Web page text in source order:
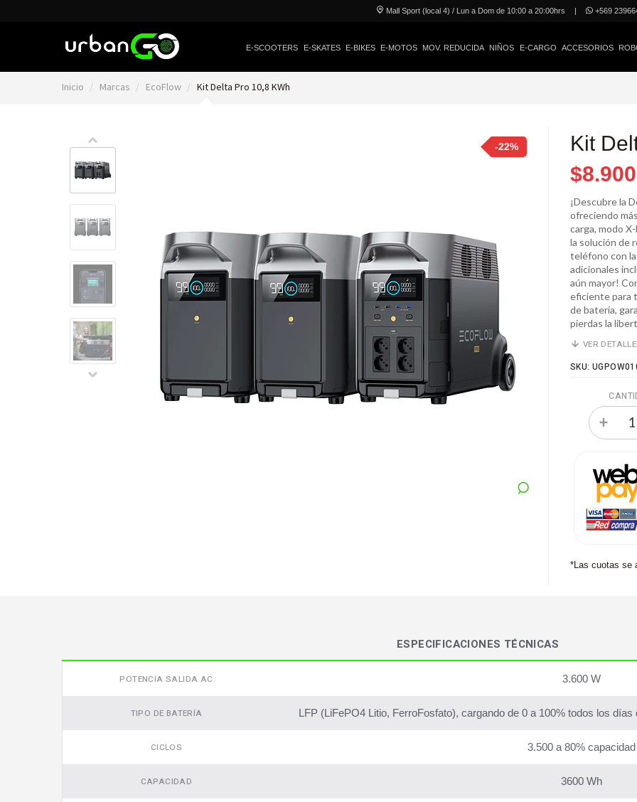
Mall Sport (local 4) / Lun a Dom de 10:00 a 20:00hrs | +569
E-SCOOTERS E-SKATES E-BIKES E-MOTOS MOV. REDUCIDA NIÑOS E-CARGO ACCESORIOS
Inicio Marcas EcoFlow Kit Delta Pro 10,8 KWh
-22%
Kit
¡Descubre la
ofreciendo
carga, modo
la solución de
teléfono con la
adicionales
aún mayor!
eficiente para
de batería,
pierdas la
VER
SKU:
*Las cuotas se
ESPECIFICACIONES TÉCNICAS
POTENCIA SALIDA AC 3.600 W
TIPO DE BATERÍA LFP (LiFePO4 Litio, FerroFosfato), cargando de 0 a 100% todos los
CICLOS 3.500 a 80% capacidad
CAPACIDAD 3600 Wh